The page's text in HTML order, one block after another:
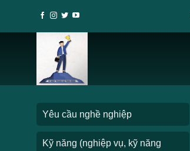
Yêu cầu nghề nghiệp
Kỹ năng (nghiệp vụ, kỹ năng